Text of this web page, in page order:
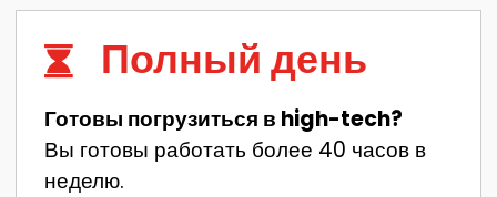
Полный день
Готовы погрузиться в high-tech?
Вы готовы работать более 40 часов в
неделю.